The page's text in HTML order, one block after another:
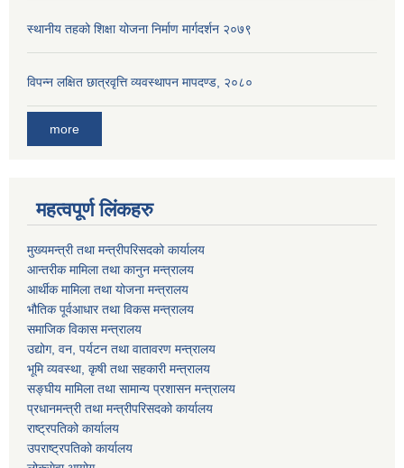
स्थानीय तहको शिक्षा योजना निर्माण मार्गदर्शन २०७९
विपन्न लक्षित छात्रवृत्ति व्यवस्थापन मापदण्ड, २०८०
more
महत्वपूर्ण लिंकहरु
मुख्यमन्त्री तथा मन्त्रीपरिसदको कार्यालय
आन्तरीक मामिला तथा कानुन मन्त्रालय
आर्थीक मामिला तथा योजना मन्त्रालय
भौतिक पूर्वआधार तथा विकस मन्त्रालय
समाजिक विकास मन्त्रालय
उद्योग, वन, पर्यटन तथा वातावरण मन्त्रालय
भूमि व्यवस्था, कृषी तथा सहकारी मन्त्रालय
सङ्घीय मामिला तथा सामान्य प्रशासन मन्त्रालय
प्रधानमन्त्री तथा मन्त्रीपरिसदको कार्यालय
राष्ट्रपतिको कार्यालय
उपराष्ट्रपतिको कार्यालय